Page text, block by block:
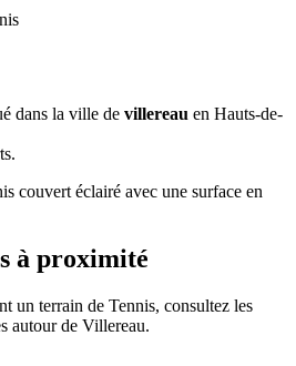
dans la ville de villereau en Hauts-de-
couvert éclairé avec une surface en
à proximité
un terrain de Tennis, consultez les
autour de Villereau.